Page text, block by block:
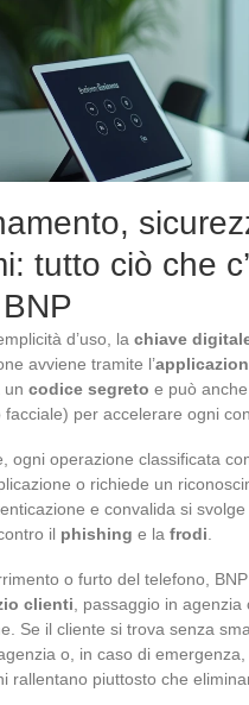
tutto ciò che
d’uso, la chiave
avviene tramite l’
un codice segreto e può
per accelerare ogni
ogni operazione classificata
o richiede un
e convalida si
il phishing e la frodi
o furto del telefono,
clienti , passaggio in
Se il cliente si trova senza
o, in caso di
rallentano piuttosto che